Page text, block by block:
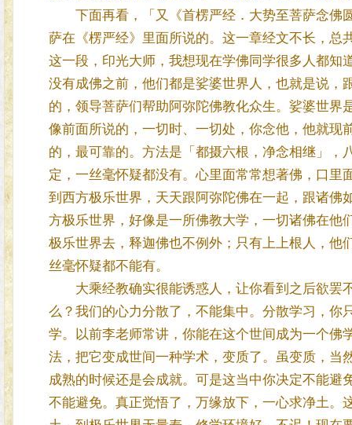
下面再看，「又《首楞严经．大势至菩萨念佛
萨在《楞严经》里面所说的。这一章经文不长，总
这一段，印光大师，我想现在学佛同学很多人都知
没有成佛之前，他们都是娑婆世界人，也就是说，
的，领导菩萨们帮助阿弥陀佛教化众生。娑婆世
像前面所说的，一切时、一切处，你念他，他就现
的，最可靠的。方法是「都摄六根，净念相继」
定，一丝毫怀疑都没有。心里面常常想著佛，口
到西方极乐世界，天天跟阿弥陀佛在一起，跟诸佛
方极乐世界，好像是一所佛教大学，一切诸佛在他
极乐世界去，释迦佛也不例外；只有上上根人，他
丝毫怀疑都不能有。
大乘经教确实很能诱惑人，让你看到之后欲罢
么？我们的心力分散了，不能集中。分散学习，你
学。以前李老师常讲，你能在这个世间成为一个佛
法，把它变成世间一种学术，变质了。虽变质，当
成熟的时候还是会成就。可是这当中你决定不能
不能避免。真正觉悟了，万缘放下，一心求净土。